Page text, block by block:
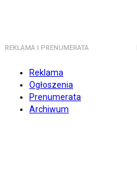
REKLAMA I PRENUMERATA
Reklama
Ogłoszenia
Prenumerata
Archiwum